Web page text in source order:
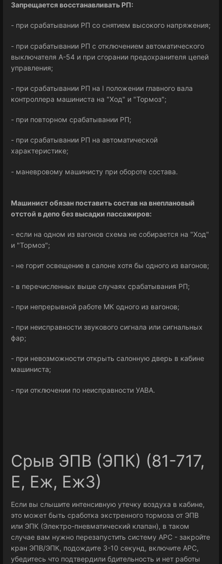
Запрещается восстанавливать РП:
- при срабатывании РП со снятием высокого напряжения;
- при срабатывании РП с отключением автоматического
выключателя А-54 и при сгорании предохранителя цепей
управления;
- при срабатывании РП на І положении главного вала
контроллера машиниста на "Ход" и "Тормоз";
- при повторном срабатывании РП;
- при срабатывании РП на автоматической
характеристике;
- маневровому машинисту при обороте состава.
Машинист обязан поставить состав на внеплановый
отстой в депо без высадки пассажиров:
- если на одном из вагонов схема не собирается на "Ход"
и "Тормоз";
- не горит освещение в салоне хотя бы одного из вагонов;
- в перечисленных выше случаях срабатывания РП;
- при непрерывной работе МК одного из вагонов;
- при неисправности звукового сигнала или сигнальных
фар;
- при невозможности открыть салонную дверь в кабине
машиниста;
- при отключении по неисправности УАВА.
Срыв ЭПВ (ЭПК) (81-717,
E, Eж, Eж3)
Если вы слышите интенсивную утечку воздуха в кабине,
это может быть сработка экстренного тормоза от ЭПВ
или ЭПК (Электро-пневматический клапан), в таком
случае вам нужно перезапустить систему АРС - закройте
кран ЭПВ/ЭПК, подождите 3-10 секунд, включите АРС,
убедитесь что подтвердили бдительность и нет работы